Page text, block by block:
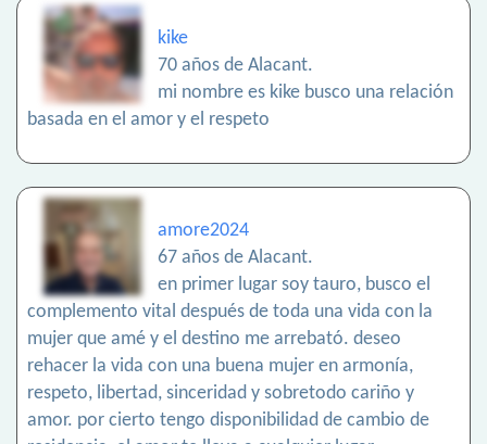
kike
70 años de Alacant.
mi nombre es kike busco una relación
basada en el amor y el respeto
amore2024
67 años de Alacant.
en primer lugar soy tauro, busco el
complemento vital después de toda una vida con la
mujer que amé y el destino me arrebató. deseo
rehacer la vida con una buena mujer en armonía,
respeto, libertad, sinceridad y sobretodo cariño y
amor. por cierto tengo disponibilidad de cambio de